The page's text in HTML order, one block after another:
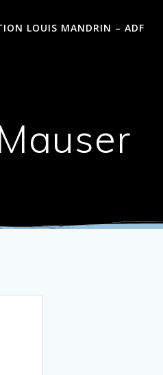
LOUIS MANDRIN – ADF